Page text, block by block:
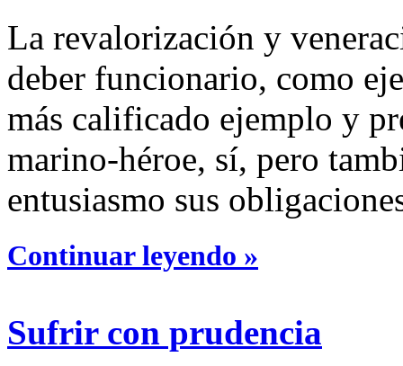
La revalorización y
deber funcionario, como
más calificado ejemplo y
marino-héroe, sí, pero
entusiasmo sus
Continuar leyendo »
Sufrir con prudencia